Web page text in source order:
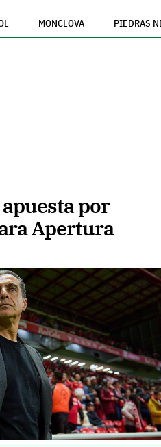
MONCLOVA PIEDRAS
por
Apertura